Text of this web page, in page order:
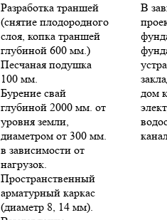
Разработка траншей
(снятие плодородного
слоя, копка траншей
глубиной 600 мм.)
Песчаная подушка
100 мм.
Бурение свай
глубиной 2000 мм. от
уровня земли,
диаметром от 300 мм.
в зависимости от
нагрузок.
Пространственный
арматурный каркас
(диаметр 8, 14 мм).
В
дом